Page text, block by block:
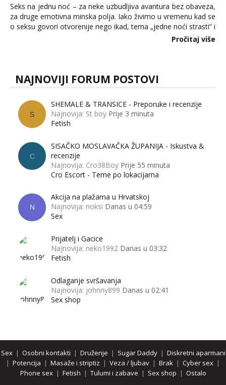
Seks na jednu noć – za neke uzbudljiva avantura bez obaveza,
za druge emotivna minska polja. Iako živimo u vremenu kad se
o seksu govori otvorenije nego ikad, tema „jedne noći strasti“ i
dalje izaziva burne rasprave. Što zapravo misle žene, a što
Pročitaj više
NAJNOVIJI FORUM POSTOVI
S
SHEMALE & TRANSICE - Preporuke i recenzije
Najnovija: St boy Prije 3 minuta
Fetish
C
SISAČKO MOSLAVAČKA ŽUPANIJA - Iskustva &
recenzije
Najnovija: Cro38Boy Prije 55 minuta
Cro Escort - Teme po lokacijama
N
Akcija na plažama u Hrvatskoj
Najnovija: noksi Danas u 04:59
Sex
Prijatelj i Gacice
Najnovija: neko1992 Danas u 03:32
Fetish
Odlaganje svršavanja
Najnovija: johnny899 Danas u 02:41
Sex shop
Sex| Osobni kontakti | Druženje | Sugar Daddy| Diskretni aparmani
| Potencija | Masaže i striptiz | Veza / ljubav | Brak | Cyber sex |
Phone sex| Fetish | Tulumi i zabave | Sex shop | Ostalo